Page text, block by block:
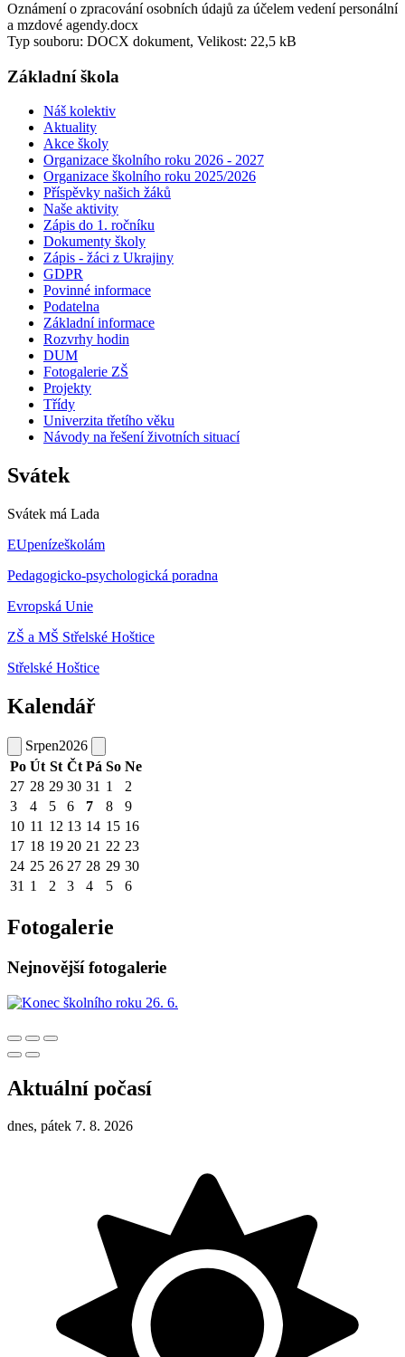
Oznámení o zpracování osobních údajů za účelem vedení personální
a mzdové agendy.docx
Typ souboru: DOCX dokument, Velikost: 22,5 kB
Základní škola
Náš kolektiv
Aktuality
Akce školy
Organizace školního roku 2026 - 2027
Organizace školního roku 2025/2026
Příspěvky našich žáků
Naše aktivity
Zápis do 1. ročníku
Dokumenty školy
Zápis - žáci z Ukrajiny
GDPR
Povinné informace
Podatelna
Základní informace
Rozvrhy hodin
DUM
Fotogalerie ZŠ
Projekty
Třídy
Univerzita třetího věku
Návody na řešení životních situací
Svátek
Svátek má Lada
EUpenízeškolám
Pedagogicko-psychologická poradna
Evropská Unie
ZŠ a MŠ Střelské Hoštice
Střelské Hoštice
Kalendář
Srpen2026
Po Út St Čt Pá So Ne
27 28 29 30 31 1
2
3
4 5 6 7 8
9
10 11 12 13 14 15 16
17 18 19 20 21 22 23
24 25 26 27 28 29 30
31 1 2 3 4 5 6
Fotogalerie
Nejnovější fotogalerie
Aktuální počasí
dnes, pátek 7. 8. 2026